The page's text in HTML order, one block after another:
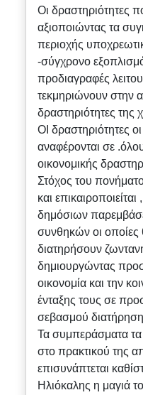
Οι δραστηριότητες
αξιοποιώντας τα
περιοχής
-σύγχρονο
προδιαγραφές
τεκμηριώνουν στην
δραστηριότητες της
ΟΙ δραστηριότητες
αναφέρονται σε
οικονομικής
Στόχος του
και
δημόσιων
συνθηκών οι
διατηρήσουν
δημιουργώντας
οικονομία και την
ένταξης τους σε
σεβασμού
Τα συμπεράσματα τα
στο πρακτικού της
επισυνάπτεται
Ηλιόκαλης η μαγιά